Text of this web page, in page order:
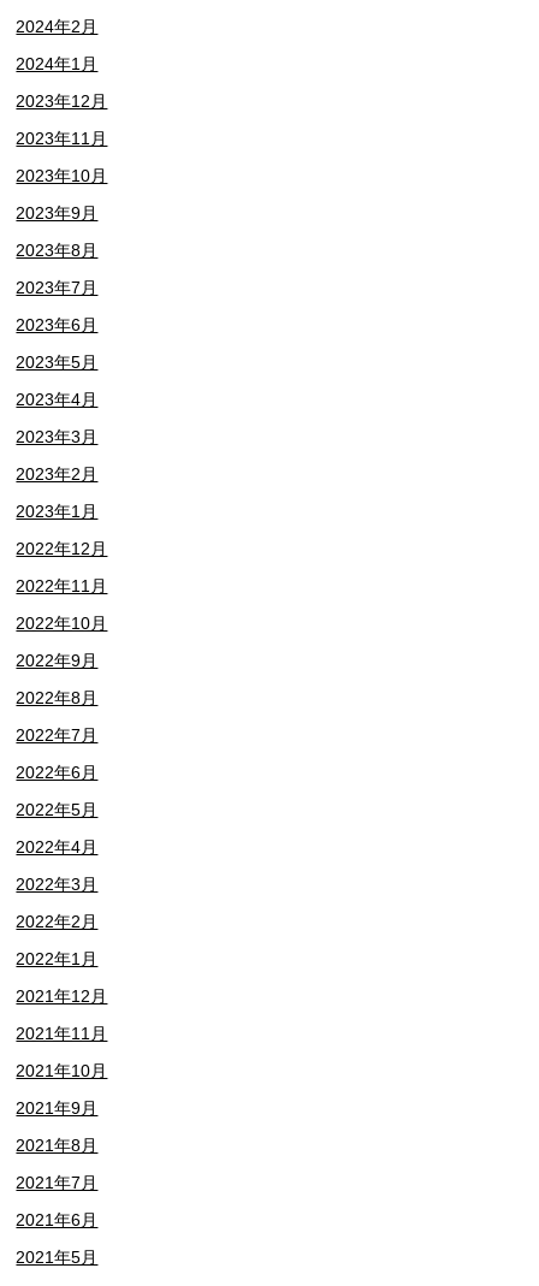
2024年2月
2024年1月
2023年12月
2023年11月
2023年10月
2023年9月
2023年8月
2023年7月
2023年6月
2023年5月
2023年4月
2023年3月
2023年2月
2023年1月
2022年12月
2022年11月
2022年10月
2022年9月
2022年8月
2022年7月
2022年6月
2022年5月
2022年4月
2022年3月
2022年2月
2022年1月
2021年12月
2021年11月
2021年10月
2021年9月
2021年8月
2021年7月
2021年6月
2021年5月